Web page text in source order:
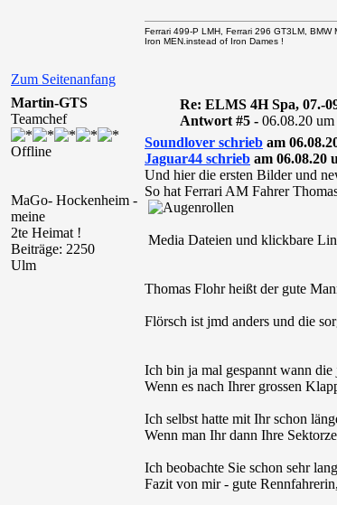
Zum Seitenanfang
Ferrari 499-P LMH, Ferrari 296 GT3LM,
Iron MEN.instead of Iron Dames !
Martin-GTS
Teamchef
Offline
MaGo- Hockenheim -
meine
2te Heimat !
Beiträge: 2250
Ulm
Re: ELMS 4H Spa, 07.-
Antwort #5 - 06.08.20
Soundlover schrieb am
Jaguar44 schrieb am 06.08.20
Und hier die ersten Bilder und
So hat Ferrari AM Fahrer
Media Dateien und klickbare
Thomas Flohr heißt der gute
Flörsch ist jmd anders und die
Ich bin ja mal gespannt wann
Wenn es nach Ihrer grossen
Ich selbst hatte mit Ihr schon
Wenn man Ihr dann Ihre
Ich beobachte Sie schon sehr
Fazit von mir - gute